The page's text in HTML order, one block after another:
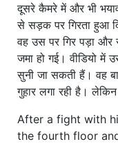
दूसरे कैमरे में और भी
से सड़क पर गिरता हुआ
वह उस पर गिर पड़ा और
जमा हो गई। वीडियो में
सुनी जा सकती हैं। वह
गुहार लगा रही है।
After a fight with
the fourth floor